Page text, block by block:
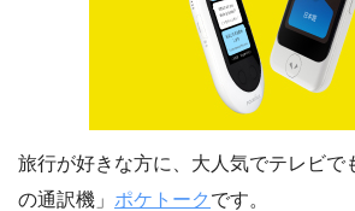
旅行が好きな方に、大人気でテレビで
の通訳機」 ポケトーク です。